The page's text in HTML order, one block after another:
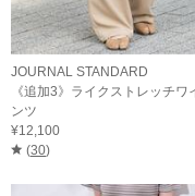
JOURNAL STANDARD
《追加3》ライクストレッチワ
ンツ
¥12,100
(30)